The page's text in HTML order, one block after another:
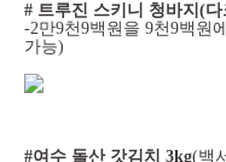
# 트루진 스키니 청바지(
-2만9천9백원을 9천9백원
가능)
#여수 돌산 갓김치 3kg(백